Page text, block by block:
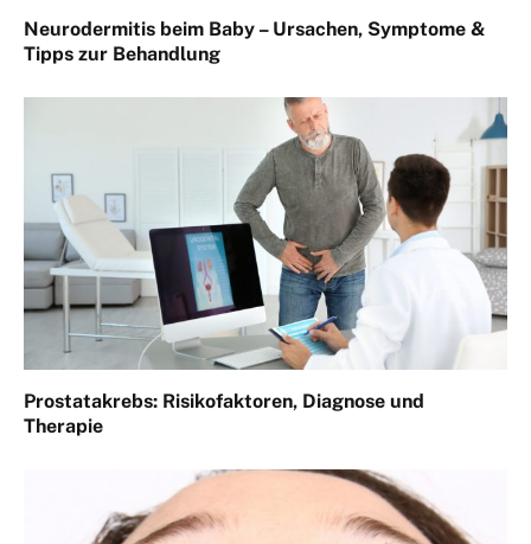
Neurodermitis beim Baby – Ursachen, Symptome &
Tipps zur Behandlung
Prostatakrebs: Risikofaktoren, Diagnose und
Therapie